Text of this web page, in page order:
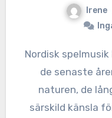
Irene
Nordisk spelmusik har fått ett rejält uppsving
de senaste
naturen, de
särskild känsla